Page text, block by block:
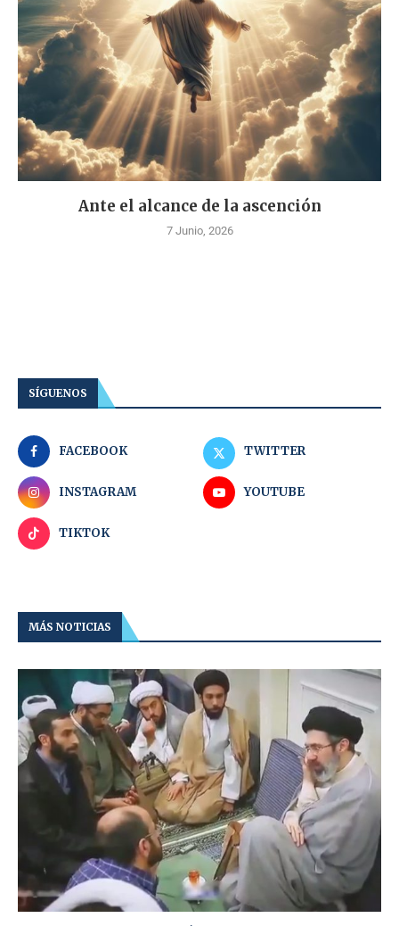
Ante el alcance de la ascención
7 Junio, 2026
SÍGUENOS
FACEBOOK TWITTER
INSTAGRAM YOUTUBE
TIKTOK
MÁS NOTICIAS